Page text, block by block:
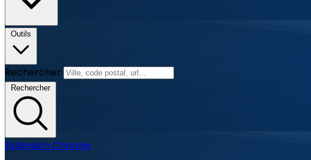
Outils
Rechercher
Rechercher
Extension Chrome